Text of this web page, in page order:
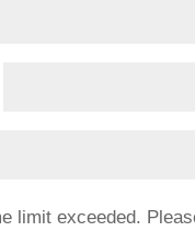
limit exceeded.